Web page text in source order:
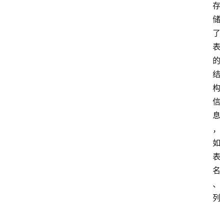
存
储
了
表
的
结
构
信
息
，
如
表
名
、
列